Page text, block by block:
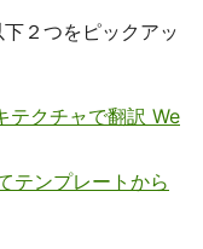
２つをピックアッ
テクチャで翻訳 We
テンプレートから